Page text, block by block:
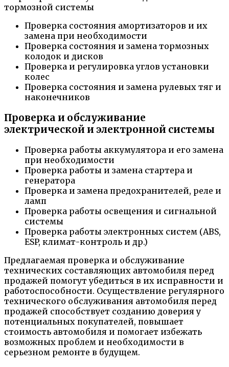
Проверка состояния амортизаторов и их
замена при необходимости
Проверка состояния и замена тормозных
колодок и дисков
Проверка и регулировка углов установки
колес
Проверка состояния и замена рулевых тяг и
наконечников
Проверка и обслуживание
электрической и электронной системы
Проверка работы аккумулятора и его замена
при необходимости
Проверка работы и замена стартера и
генератора
Проверка и замена предохранителей, реле и
ламп
Проверка работы освещения и сигнальной
системы
Проверка работы электронных систем (ABS,
ESP, климат-контроль и др.)
Предлагаемая проверка и обслуживание
технических составляющих автомобиля перед
продажей помогут убедиться в их исправности и
работоспособности. Осуществление регулярного
технического обслуживания автомобиля перед
продажей способствует созданию доверия у
потенциальных покупателей, повышает
стоимость автомобиля и помогает избежать
возможных проблем и необходимости в
серьезном ремонте в будущем.